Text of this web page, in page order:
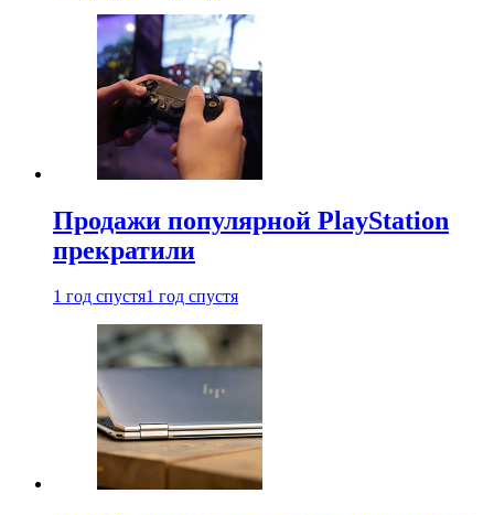
Продажи популярной PlayStation
прекратили
1 год спустя1 год спустя